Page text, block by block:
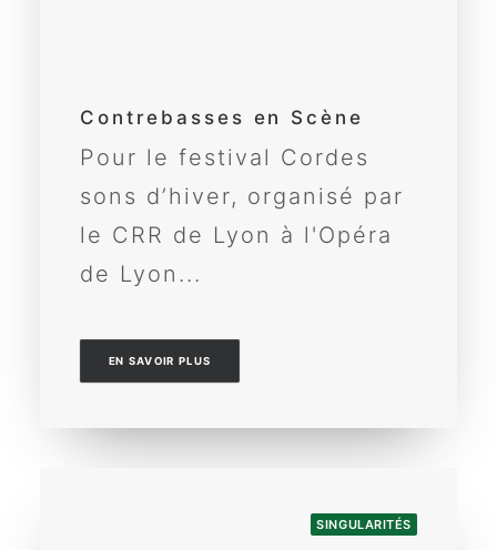
Contrebasses en Scène
Pour le festival Cordes
sons d’hiver, organisé par
le CRR de Lyon à l'Opéra
de Lyon...
EN SAVOIR PLUS
SINGULARITÉS